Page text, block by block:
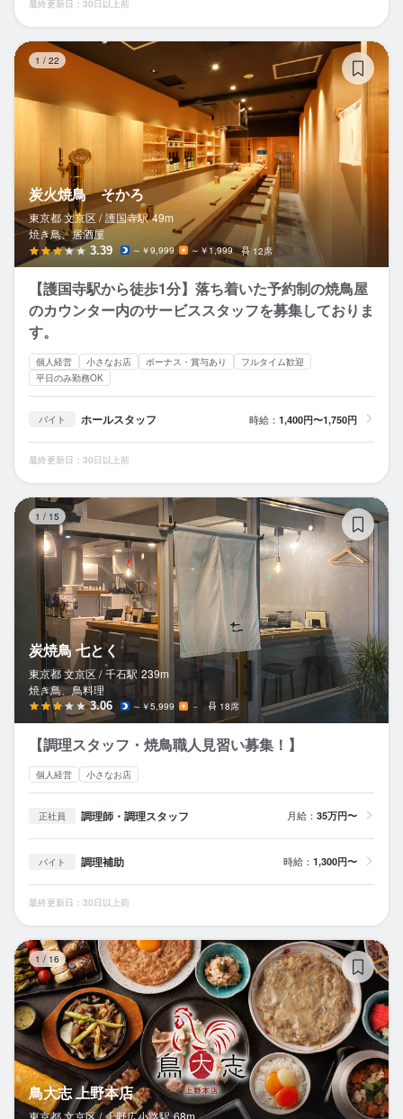
最終更新日：30日以上前
1 / 22
炭火焼鳥 そかろ
東京都 文京区 / 護国寺駅 49m
焼き鳥、居酒屋
3.39 ～￥9,999 ～￥1,999 12席
【護国寺駅から徒歩1分】落ち着いた予約制の焼鳥屋
のカウンター内のサービススタッフを募集しておりま
す。
個人経営 小さなお店 ボーナス・賞与あり
フルタイム歓迎
平日のみ勤務OK
バイト ホールスタッフ 時給： 1,400円〜1,750円
最終更新日：30日以上前
1 / 15
炭焼鳥 七とく
東京都 文京区 / 千石駅 239m
焼き鳥、鳥料理
3.06 ～￥5,999 － 18席
【調理スタッフ・焼鳥職人見習い募集！】
個人経営 小さなお店
正社員 調理師・調理スタッフ 月給： 35万円〜
バイト 調理補助 時給： 1,300円〜
最終更新日：30日以上前
1 / 16
鳥大志 上野本店
東京都 文京区 / 上野広小路駅 68m